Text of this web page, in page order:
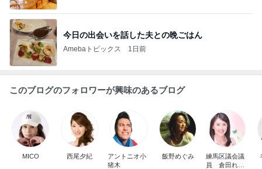
今日の出会いを話した夫との晩ごはん
Amebaトピックス 1日前
このブログのフォロワーが興味のあるブログ
MICO 西尾夕紀
アントニオ小
猪木
飯野めぐみ
練馬区議会議
員 倉田れい